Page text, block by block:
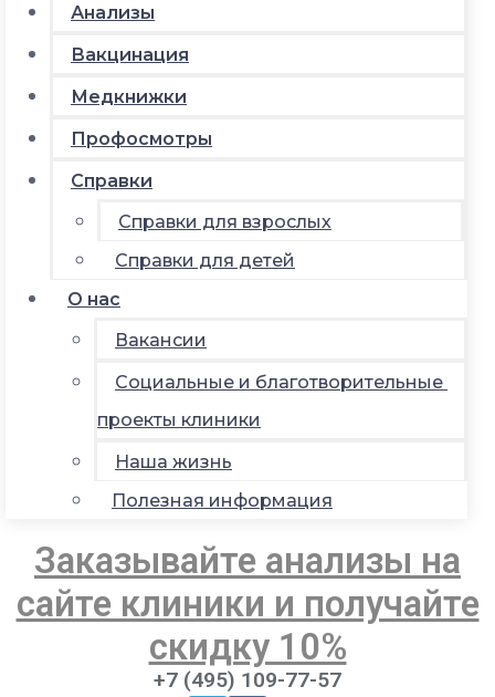
Анализы
Вакцинация
Медкнижки
Профосмотры
Справки
Справки для взрослых
Справки для детей
О нас
Вакансии
Социальные и благотворительные
проекты клиники
Наша жизнь
Полезная информация
Заказывайте анализы на
сайте клиники и получайте
скидку 10%
+7 (495) 109-77-57